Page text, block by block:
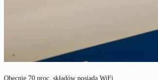
Obecnie 70 proc. składów posiada WiFi